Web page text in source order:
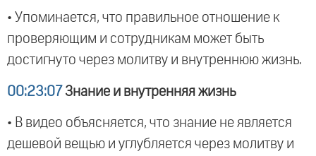
• Упоминается, что правильное отношение к
проверяющим и сотрудникам может быть
достигнуто через молитву и внутреннюю жизнь.
00:23:07 Знание и внутренняя жизнь
• В видео объясняется, что знание не является
дешевой вещью и углубляется через молитву и